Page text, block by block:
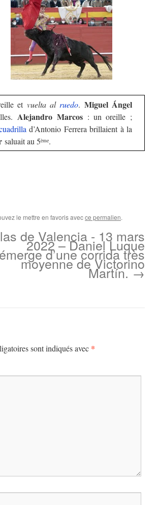
et vuelta al ruedo. Miguel Ángel
Alejandro Marcos: un oreille ;
d’Antonio Ferrera brillaient à la
saluait au 5ème.
le mettre en favoris avecce permalien.
de Valencia - 13 mars
2022 – Daniel Luque
émerge d’une corrida très
moyenne de Victorino
Martín.→
sont indiqués avec *